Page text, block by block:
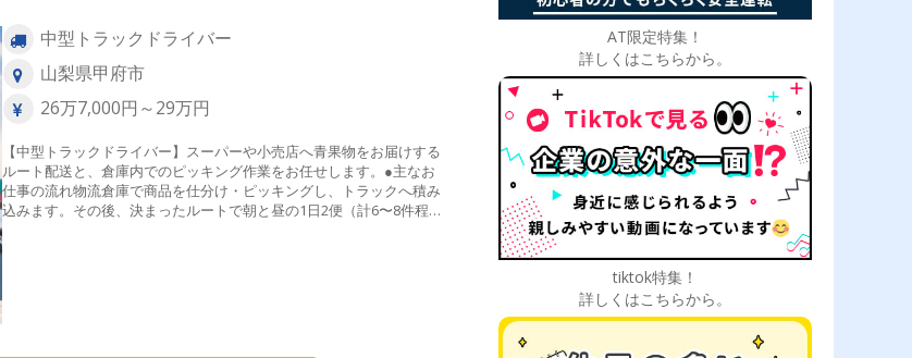
中型トラックドライバー
山梨県甲府市
26万7,000円～29万円
【中型トラックドライバー】スーパーや小売店へ青果物をお届けする
ルート配送と、倉庫内でのピッキング作業をお任せします。●主なお
仕事の流れ物流倉庫で商品を仕分け・ピッキングし、トラックへ積み
込みます。その後、決まったルートで朝と昼の1日2便（計6〜8件程
度）の店舗へ配送を行います。●作業のポイント＊体への負担少 積
み下ろしはカゴ車やフォークリフトが中心で、手積み・手降ろしはほ
決まったスケジュールで動く固定ルート配送のため、未経験の方でも
すぐに慣れていただけるシンプルなお仕事です。
AT限定特集！
詳しくはこちらから。
tiktok特集！
詳しくはこちらから。